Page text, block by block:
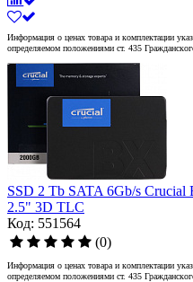
Информация о ценах товара и комплектации
определяемом положениями ст. 435
SSD 2 Tb SATA 6Gb/s
2.5" 3D TLC
Код: 551564
(0)
Информация о ценах товара и комплектации
определяемом положениями ст. 435